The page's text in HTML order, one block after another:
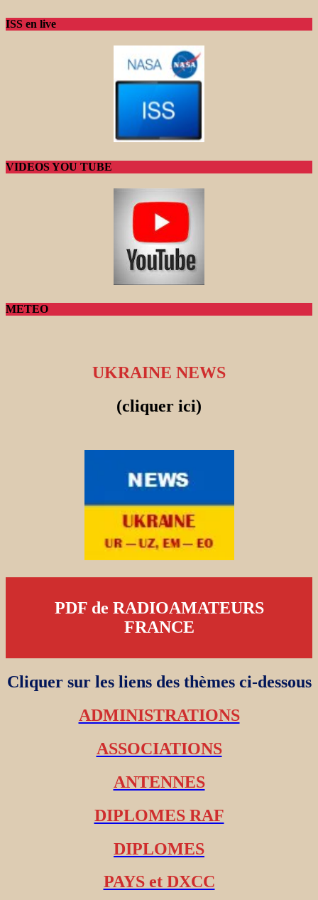
ISS en live
VIDEOS YOU TUBE
METEO
UKRAINE NEWS
(cliquer ici)
PDF de RADIOAMATEURS
FRANCE
Cliquer sur les liens des thèmes ci-dessous
ADMINISTRATIONS
ASSOCIATIONS
ANTENNES
DIPLOMES RAF
DIPLOMES
PAYS et DXCC